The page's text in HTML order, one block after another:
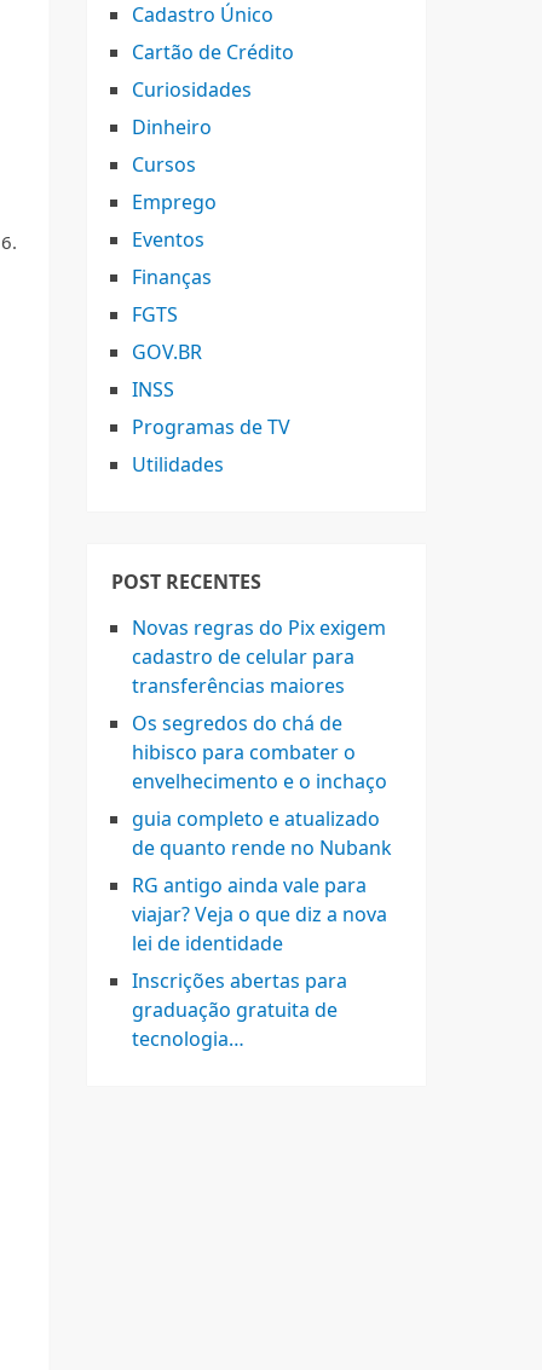
Cadastro Único
Cartão de Crédito
Curiosidades
Dinheiro
Cursos
Emprego
Eventos
Finanças
FGTS
GOV.BR
INSS
Programas de TV
Utilidades
POST RECENTES
Novas regras do Pix exigem
cadastro de celular para
transferências maiores
Os segredos do chá de
hibisco para combater o
envelhecimento e o inchaço
guia completo e atualizado
de quanto rende no Nubank
RG antigo ainda vale para
viajar? Veja o que diz a nova
lei de identidade
Inscrições abertas para
graduação gratuita de
tecnologia…